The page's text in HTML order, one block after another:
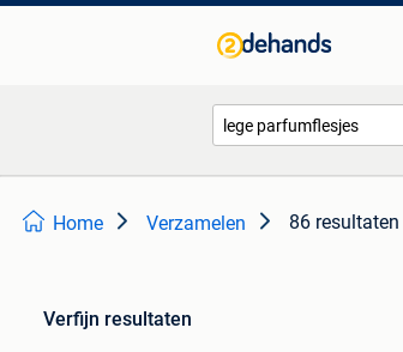
Home Verzamelen 86 resultaten
Verfijn resultaten